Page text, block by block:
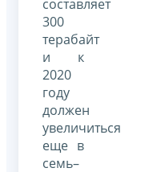
составляет
300
терабайт
и к
2020
году
должен
увеличиться
еще в
семь–